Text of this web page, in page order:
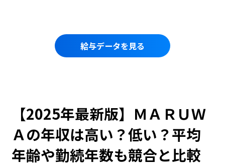
給与データを見る
【2025年最新版】ＭＡＲＵＷ
Ａの年収は高い？低い？平均
年齢や勤続年数も競合と比較